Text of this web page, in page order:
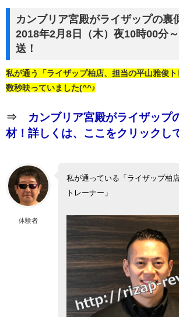
カンブリア宮殿がライザップの裏
2018年2月8日（木）夜10時00分
送！
私が通う「ライザップ柏店、担当の平山雅俊
数秒映っていました(^^♪
⇒ カンブリア宮殿がライザップ
材！詳しくは、ここをクリックし
体験者
私が通っている「ライザップ柏
トレーナー」